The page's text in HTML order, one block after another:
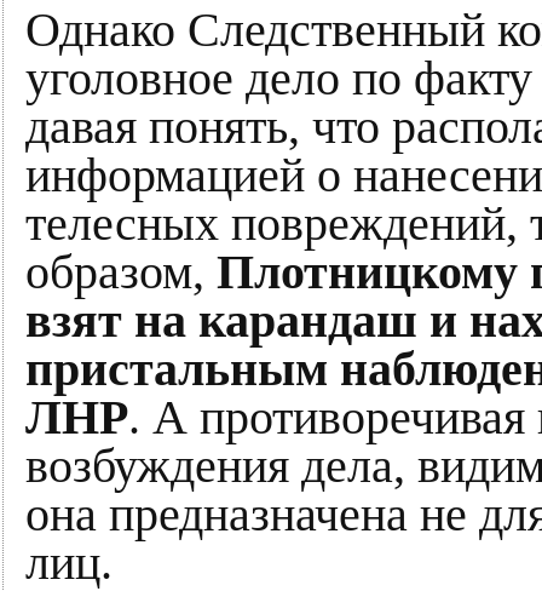
Однако Следственный
уголовное дело по
давая понять, что
информацией о
телесных повреждений,
образом, Плотницкому
взят на карандаш и
пристальным
ЛНР. А
возбуждения дела,
она предназначена не
лиц.